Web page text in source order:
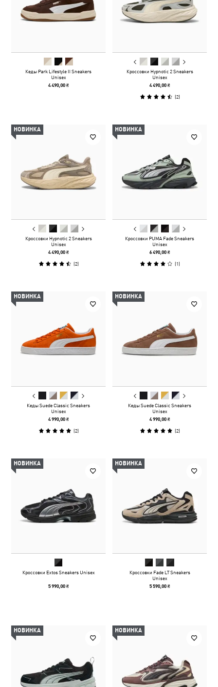
Кеды Park Lifestyle II Sneakers
Unisex
4 490,00 ₴
Кроссовки Hypnotic 2 Sneakers
Unisex
4 490,00 ₴
(2)
НОВИНКА
Кроссовки Hypnotic 2 Sneakers
Unisex
4 490,00 ₴
(2)
НОВИНКА
Кроссовки PUMA Fade Sneakers
Unisex
6 490,00 ₴
(1)
НОВИНКА
Кеды Suede Classic Sneakers
Unisex
4 990,00 ₴
(2)
НОВИНКА
Кеды Suede Classic Sneakers
Unisex
4 990,00 ₴
(2)
НОВИНКА
Кроссовки Extos Sneakers Unisex
5 990,00 ₴
НОВИНКА
Кроссовки Fade LT Sneakers
Unisex
5 590,00 ₴
НОВИНКА НОВИНКА